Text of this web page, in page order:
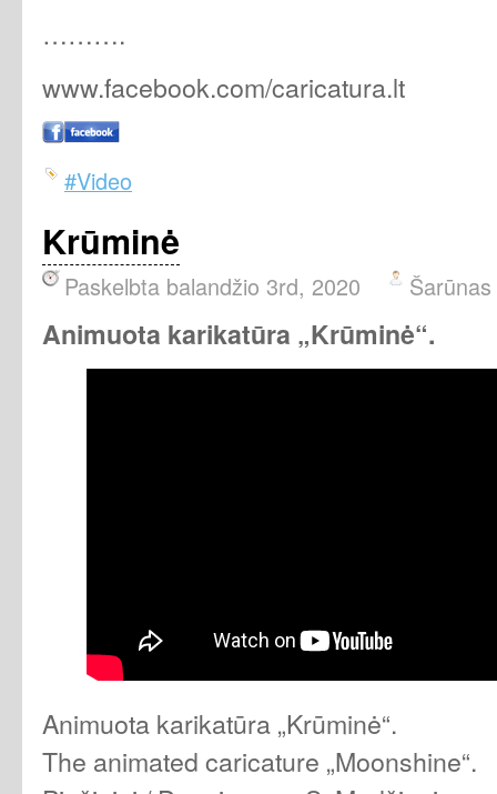
……….
www.facebook.com/caricatura.lt
#Video
Krūminė
Paskelbta balandžio 3rd, 2020 Šarūnas
Animuota karikatūra „Krūminė“.
Animuota karikatūra „Krūminė“.
The animated caricature „Moonshine“.